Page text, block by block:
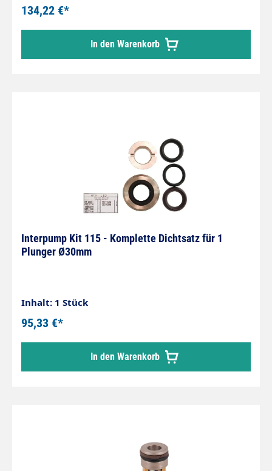
134,22 €*
In den Warenkorb
Interpump Kit 115 - Komplette Dichtsatz für 1
Plunger Ø30mm
Inhalt: 1 Stück
95,33 €*
In den Warenkorb